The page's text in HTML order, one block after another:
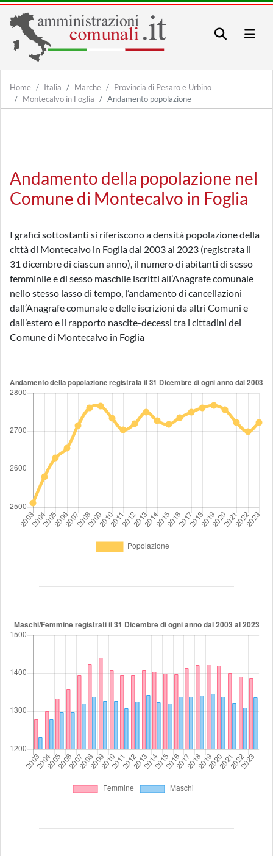
Home Italia Marche
Provincia di Pesaro e Urbino
Montecalvo in Foglia
Andamento popolazione
Andamento della popolazione nel
Comune di Montecalvo in Foglia
I grafici sottostanti si riferiscono a densità popolazione della
città di Montecalvo in Foglia dal 2003 al 2023 (registrata il
31 dicembre di ciascun anno), il numero di abitanti di sesso
femminile e di sesso maschile iscritti all’Anagrafe comunale
nello stesso lasso di tempo, l’andamento di cancellazioni
dall’Anagrafe comunale e delle iscrizioni da altri Comuni e
dall’estero e il rapporto nascite-decessi tra i cittadini del
Comune di Montecalvo in Foglia